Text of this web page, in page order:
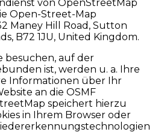
von OpenStreetMap
Open-Street-Map
Maney Hill Road, Sutton
B72 1JU, United Kingdom.
besuchen, auf der
ist, werden u. a. Ihre
Informationen über Ihr
an die OSMF
speichert hierzu
in Ihrem Browser oder